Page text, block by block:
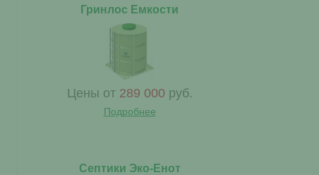
Гринлос Емкости
Цены от 289 000 руб.
Подробнее
Септики Эко-Енот